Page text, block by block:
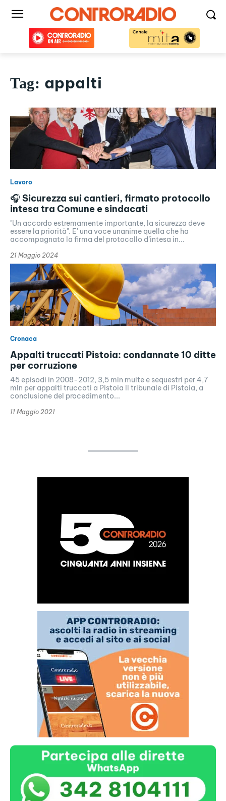
Tag: appalti
Lavoro
🎧 Sicurezza sui cantieri, firmato protocollo
intesa tra Comune e sindacati
"Un accordo estremamente importante, la sicurezza deve
essere la priorità". E' una voce unanime quella che ha
accompagnato la firma del protocollo d’intesa in...
21 Maggio 2024
Cronaca
Appalti truccati Pistoia: condannate 10 ditte
per corruzione
45 episodi in 2008-2012, 3,5 mln multe e sequestri per 4,7
mln per appalti truccati a Pistoia Il tribunale di Pistoia, a
conclusione del procedimento...
11 Maggio 2021